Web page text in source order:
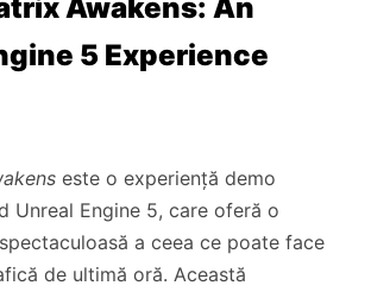
Awakens: An
5 Experience
este o experiență demo
Unreal Engine 5, care oferă o
a ceea ce poate face
de ultimă oră. Această